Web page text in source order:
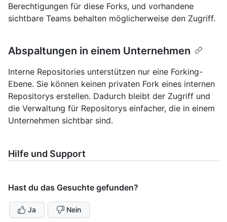
Berechtigungen für diese Forks, und vorhandene
sichtbare Teams behalten möglicherweise den Zugriff.
Abspaltungen in einem Unternehmen
Interne Repositories unterstützen nur eine Forking-
Ebene. Sie können keinen privaten Fork eines internen
Repositorys erstellen. Dadurch bleibt der Zugriff und
die Verwaltung für Repositorys einfacher, die in einem
Unternehmen sichtbar sind.
Hilfe und Support
Hast du das Gesuchte gefunden?
Ja Nein